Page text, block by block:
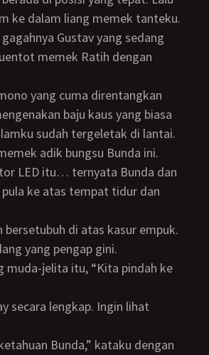
ke dalam liang memek tanteku.
Gustav yang sedang
memek Ratih dengan
baju kaus yang biasa
sudah tergeletak di lantai.
LED itu… ternyata Bunda dan
ke atas tempat tidur dan
yang pengap gini.